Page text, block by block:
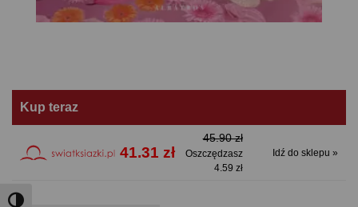
Kup teraz
41.31 zł
45.90 zł
Oszczędzasz
4.59 zł
Idź do sklepu »